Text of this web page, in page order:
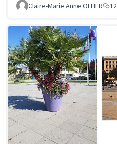
Claire-Marie Anne OLLIER 12